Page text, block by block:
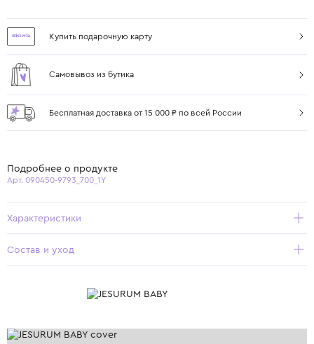
Купить подарочную карту
Самовывоз из бутика
Бесплатная доставка от 15 000 ₽ по всей России
Подробнее о продукте
Арт. 090450-9793_700_1Y
Характеристики
Состав и уход